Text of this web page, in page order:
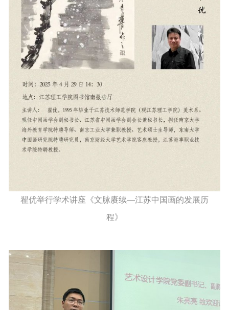
翟优举行学术讲座《文脉赓续—江苏中国画的发展历
程》